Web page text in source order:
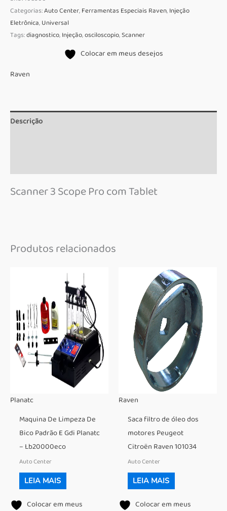
Categorias:Auto Center,Ferramentas Especiais Raven,Injeção
Eletrônica,Universal
Tags:diagnostico,Injeção,osciloscopio,Scanner
Colocar em meus desejos
Raven
Descrição
Scanner 3 Scope Pro com Tablet
Produtos relacionados
Planatc
Maquina De Limpeza De
Bico Padrão E Gdi Planatc
– Lb20000eco
Auto Center
LEIA MAIS
Colocar em meus
Raven
Saca filtro de óleo dos
motores Peugeot
Citroën Raven 101034
Auto Center
LEIA MAIS
Colocar em meus